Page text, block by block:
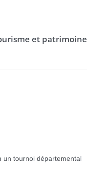
et patrimoine
un tournoi départemental